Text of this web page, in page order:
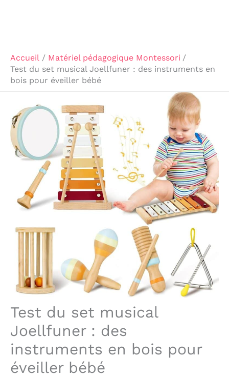
Accueil
Matériel pédagogique Montessori
Test du set musical Joellfuner : des instruments en
bois pour éveiller bébé
Test du set musical
Joellfuner : des
instruments en bois pour
éveiller bébé